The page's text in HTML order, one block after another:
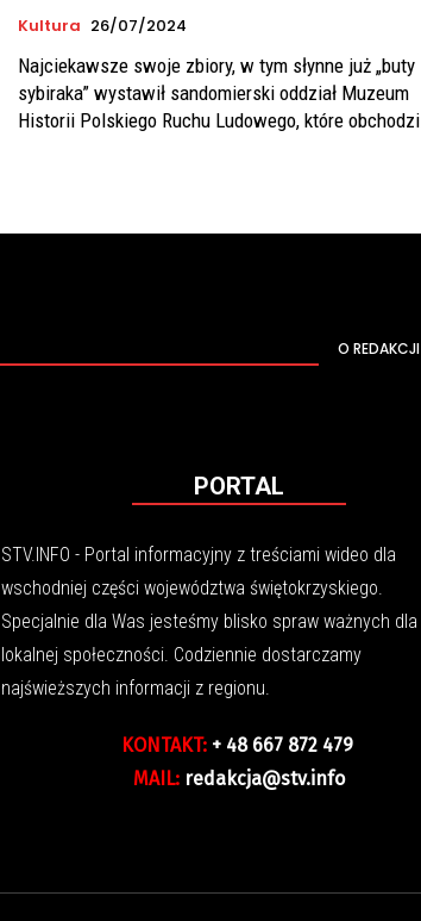
Kultura 26/07/2024
Najciekawsze swoje zbiory, w tym słynne już „buty
sybiraka” wystawił sandomierski oddział Muzeum
Historii Polskiego Ruchu Ludowego, które
O REDAKCJI
PORTAL
STV.INFO - Portal informacyjny z treściami wideo dla
wschodniej części województwa świętokrzyskiego.
Specjalnie dla Was jesteśmy blisko spraw ważnych dla
lokalnej społeczności. Codziennie dostarczamy
najświeższych informacji z regionu.
KONTAKT:+ 48 667 872 479
MAIL: redakcja@stv.info